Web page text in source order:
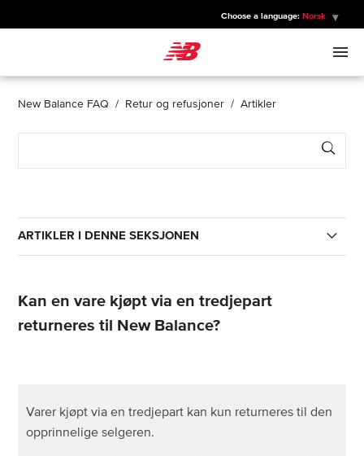
Choose a language: Norsk
MENN
SPORT
New Balance FAQ Retur og refusjoner Artikler
ARTIKLER I DENNE SEKSJONEN
Hvordan returnerer jeg et produkt?
Hva skjer hvis jeg ved et uhell returnerer feil vare til
New Balance?
Kan en vare kjøpt via en tredjepart
returneres til New Balance?
Varer kjøpt via en tredjepart kan kun returneres til den
opprinnelige selgeren.